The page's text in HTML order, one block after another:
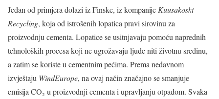
Jedan od primjera dolazi iz Finske, iz kompanije Kuusakoski
Recycling, koja od istrošenih lopatica pravi sirovinu za
proizvodnju cementa. Lopatice se usitnjavaju pomoću naprednih
tehnoloških procesa koji ne ugrožavaju ljude niti životnu sredinu,
a zatim se koriste u cementnim pećima. Prema nedavnom
izvještaju WindEurope, na ovaj način značajno se smanjuje
emisija CO₂ u proizvodnji cementa i upravljanju otpadom. Svaka